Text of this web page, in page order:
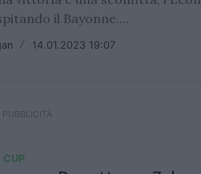
il Bayonne....
/ 14.01.2023 19:07
CUP